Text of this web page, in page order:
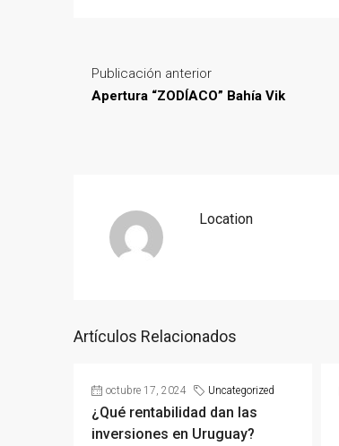
Publicación anterior
Apertura “ZODÍACO” Bahía Vik
Location
Artículos Relacionados
octubre 17, 2024 Uncategorized
¿Qué rentabilidad dan las
inversiones en Uruguay?